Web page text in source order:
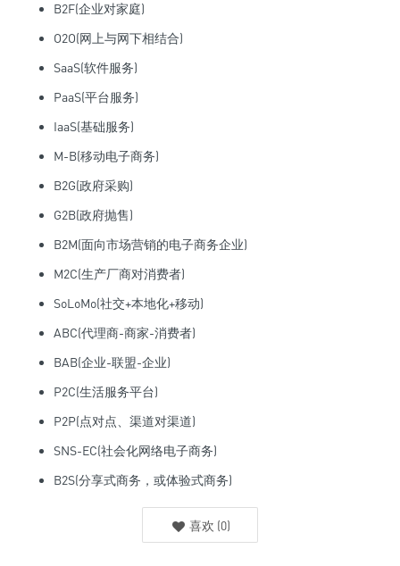
B2F(企业对家庭)
O2O(网上与网下相结合)
SaaS(软件服务)
PaaS(平台服务)
IaaS(基础服务)
M-B(移动电子商务)
B2G(政府采购)
G2B(政府抛售)
B2M(面向市场营销的电子商务企业)
M2C(生产厂商对消费者)
SoLoMo(社交+本地化+移动)
ABC(代理商-商家-消费者)
BAB(企业-联盟-企业)
P2C(生活服务平台)
P2P(点对点、渠道对渠道)
SNS-EC(社会化网络电子商务)
B2S(分享式商务，或体验式商务)
喜欢 (0)